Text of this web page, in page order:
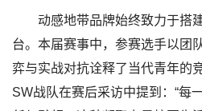
动感地带品牌始终致力于搭
台。本届赛事中，参赛选手以团
弈与实战对抗诠释了当代青年的
SW战队‌在赛后采访中提到：“每